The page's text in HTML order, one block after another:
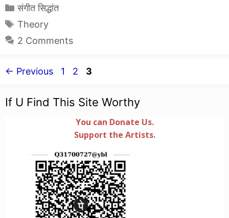
Categories
संगीत सिद्धांत
Tags
Theory
2 Comments
← Previous Page
1 Page
2 Page
3
If U Find This Site Worthy